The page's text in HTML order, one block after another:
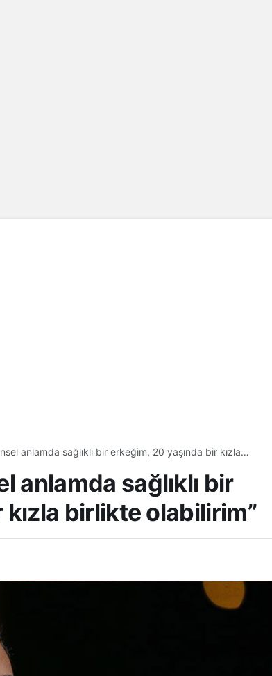
anlamda sağlıklı bir erkeğim, 20 yaşında bir kızla
anlamda sağlıklı bir
birlikte olabilirim”